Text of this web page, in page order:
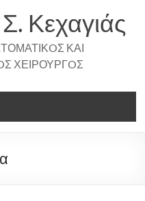
Κεχαγιάς
ΚΑΙ
ΧΕΙΡΟΥΡΓOΣ